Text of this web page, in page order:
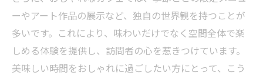
ーやアート作品の展示など、独自の世界観を持つことが
多いです。これにより、味わいだけでなく空間全体で楽
しめる体験を提供し、訪問者の心を惹きつけています。
美味しい時間をおしゃれに過ごしたい方にとって、こう